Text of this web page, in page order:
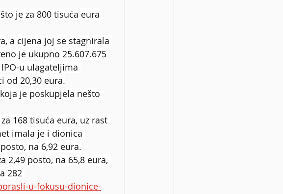
je za 800 tisuća eura
a cijena joj se stagnirala
je ukupno 25.607.675
u ulagateljima
od 20,30 eura.
je poskupjela nešto
168 tisuća eura, uz rast
imala je i dionica
na 6,92 eura.
2,49 posto, na 65,8 eura,
282
u-fokusu-dionice-